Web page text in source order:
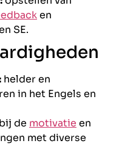
en
SE.
helder en
in het Engels en
de motivatie en
met diverse